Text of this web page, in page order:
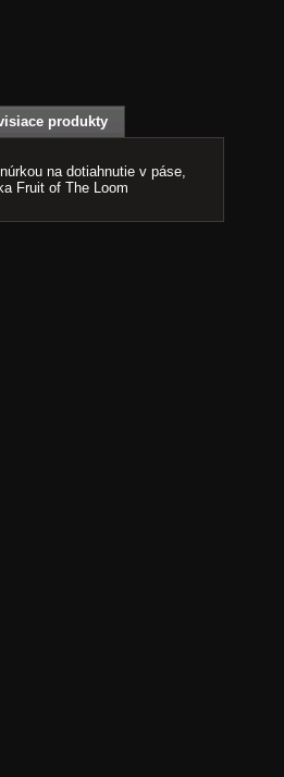
produkty
na dotiahnutie v páse,
Fruit of The Loom